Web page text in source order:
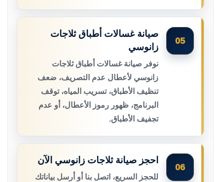
05
صيانة غسالات أطباق ثلاجات
زانوسي
نوفر صيانة غسالات أطباق ثلاجات
زانوسي لأعطال عدم التصريف، ضعف
تنظيف الأطباق، تسريب المياه، توقف
البرنامج، ظهور رموز الأعطال، أو عدم
تجفيف الأطباق.
06
احجز صيانة ثلاجات زانوسي الآن
للحجز السريع، اتصل بنا أو أرسل بياناتك